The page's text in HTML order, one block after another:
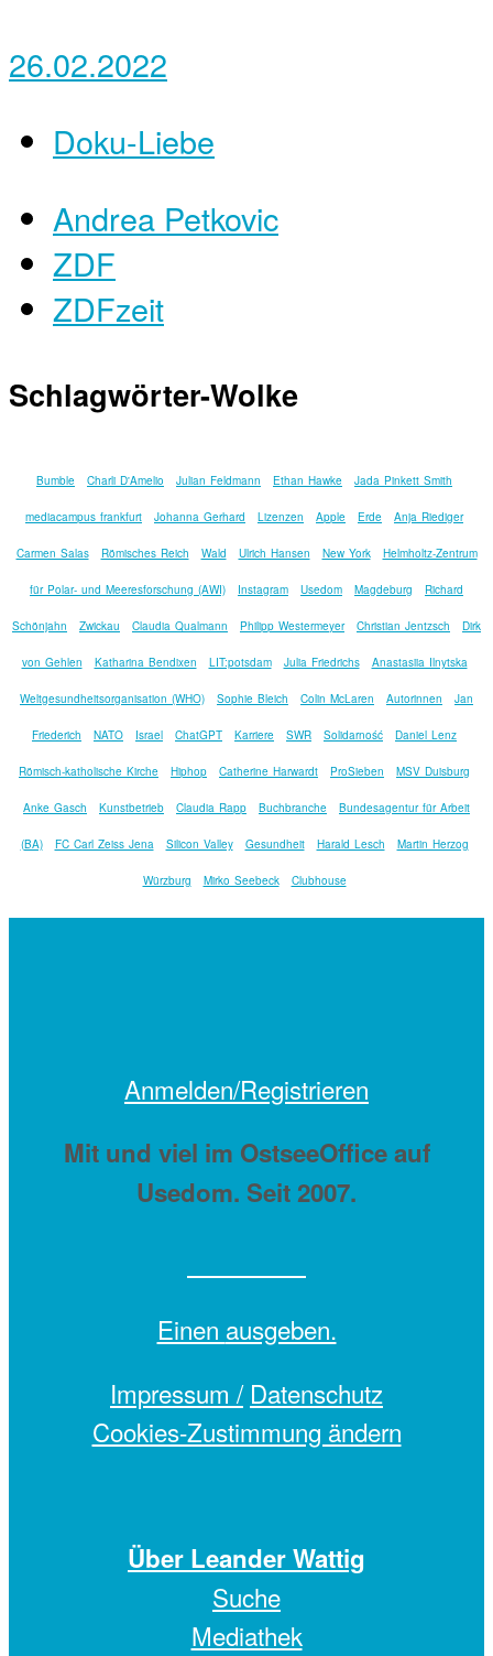
26.02.2022
Doku-Liebe
Andrea Petkovic
ZDF
ZDFzeit
Schlagwörter-Wolke
Bumble Charli D'Amelio Julian Feldmann Ethan Hawke Jada Pinkett Smith
mediacampus frankfurt Johanna Gerhard Lizenzen Apple Erde Anja Riediger
Carmen Salas Römisches Reich Wald Ulrich Hansen New York Helmholtz-Zentrum
für Polar- und Meeresforschung (AWI) Instagram Usedom Magdeburg Richard
Schönjahn Zwickau Claudia Qualmann Philipp Westermeyer Christian Jentzsch Dirk
von Gehlen Katharina Bendixen LIT:potsdam Julia Friedrichs Anastasiia Ilnytska
Weltgesundheitsorganisation (WHO) Sophie Bleich Colin McLaren Autorinnen Jan
Friederich NATO Israel ChatGPT Karriere SWR Solidarność Daniel Lenz
Römisch-katholische Kirche Hiphop Catherine Harwardt ProSieben MSV Duisburg
Anke Gasch Kunstbetrieb Claudia Rapp Buchbranche Bundesagentur für Arbeit
(BA) FC Carl Zeiss Jena Silicon Valley Gesundheit Harald Lesch Martin Herzog
Würzburg Mirko Seebeck Clubhouse
Anmelden/Registrieren
Mit und viel im OstseeOffice auf
Usedom. Seit 2007.
Einen ausgeben.
Impressum / Datenschutz
Cookies-Zustimmung ändern
Über Leander Wattig
Suche
Mediathek